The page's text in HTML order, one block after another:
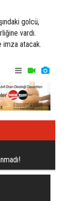
golcü,
vardı.
imza atacak.